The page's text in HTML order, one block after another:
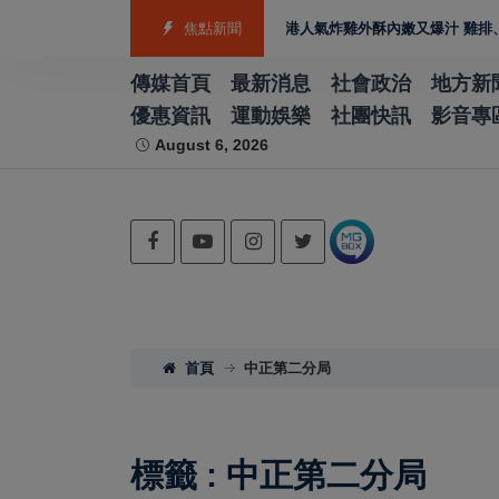
焦點新聞
雲林宵夜美食 北港人氣炸雞外酥內嫩又爆汁 雞排、小點、
傳媒首頁 最新消息 社會政治
地方新
優惠資訊
運動娛樂 社團快訊 影音專
August 6, 2026
首頁 中正第二分局
標籤 : 中正第二分局